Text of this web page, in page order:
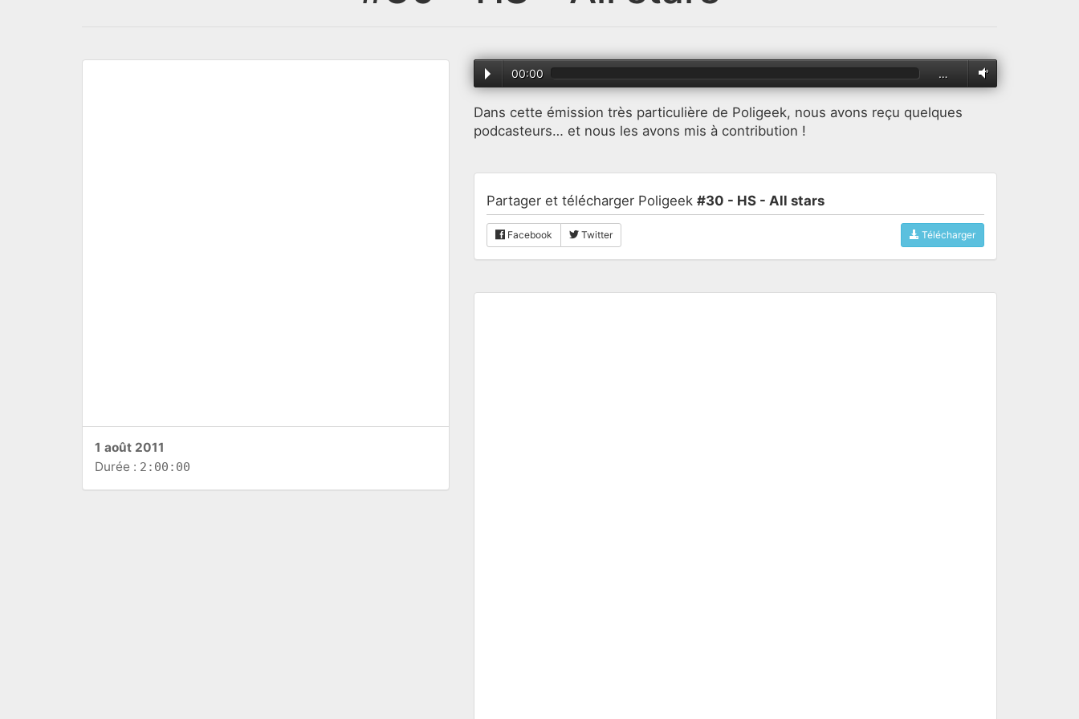
1 août 2011
Durée : 2:00:00
00:00 …
Dans cette émission très particulière de Poligeek, nous avons reçu quelques
podcasteurs… et nous les avons mis à contribution !
Partager et télécharger Poligeek #30 - HS - All stars
Facebook Twitter Télécharger